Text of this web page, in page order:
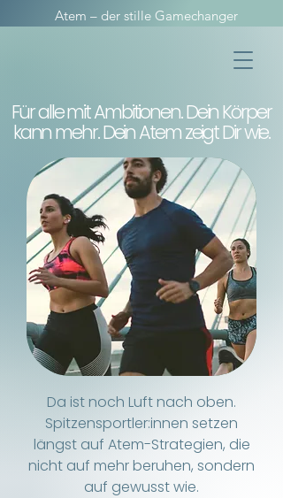
Atem – der stille Gamechanger
Für alle mit Ambitionen. Dein Körper
kann mehr. Dein Atem zeigt Dir wie.
Da ist noch Luft nach oben.
Spitzensportler:innen setzen
längst auf Atem-Strategien, die
nicht auf mehr beruhen, sondern
auf gewusst wie.